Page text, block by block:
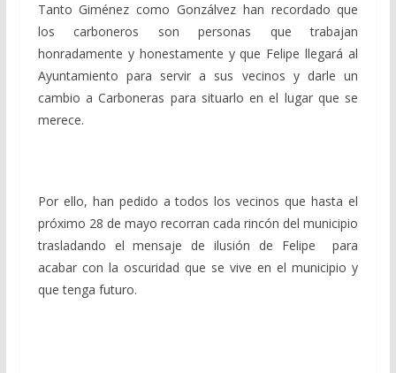
Tanto Giménez como Gonzálvez han recordado que
los carboneros son personas que trabajan
honradamente y honestamente y que Felipe llegará al
Ayuntamiento para servir a sus vecinos y darle un
cambio a Carboneras para situarlo en el lugar que se
merece.
Por ello, han pedido a todos los vecinos que hasta el
próximo 28 de mayo recorran cada rincón del municipio
trasladando el mensaje de ilusión de Felipe para
acabar con la oscuridad que se vive en el municipio y
que tenga futuro.